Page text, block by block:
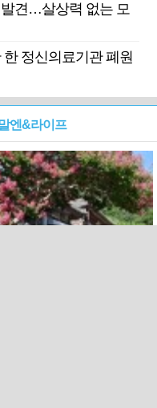
견…살상력 없는 모
정신의료기관 폐원
엔&라이프